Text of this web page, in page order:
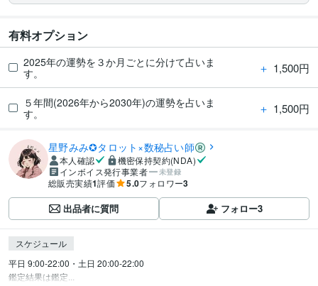
有料オプション
2025年の運勢を３か月ごとに分けて占いま
す。
＋ 1,500円
５年間(2026年から2030年)の運勢を占いま
す。
＋ 1,500円
星野みみ✪タロット×数秘占い師
本人確認
機密保持契約(NDA)
インボイス発行事業者
未登録
総販売実績1評価 5.0フォロワー3
出品者に質問 フォロー3
スケジュール
平日 9:00-22:00・土日 20:00-22:00
鑑定結果は鑑定...